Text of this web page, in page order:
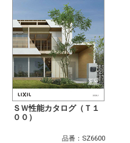
ＳＷ性能カタログ（Ｔ１
００）
品番：SZ6600